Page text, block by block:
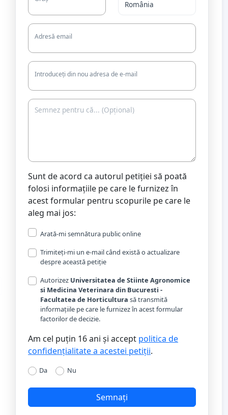
Adresă email
Introduceți din nou adresa de e-mail
Sunt de acord ca autorul petiției să poată
folosi informațiile pe care le furnizez în
acest formular pentru scopurile pe care le
aleg mai jos:
Arată-mi semnătura public online
Trimiteți-mi un e-mail când există o actualizare
despre această petiție
Autorizez Universitatea de Stiinte Agronomice
si Medicina Veterinara din Bucuresti -
Facultatea de Horticultura să transmită
informațiile pe care le furnizez în acest formular
factorilor de decizie.
Am cel puțin 16 ani și accept politica de
confidențialitate a acestei petiții.
Da Nu
Semnați